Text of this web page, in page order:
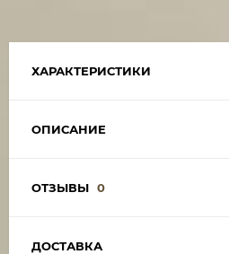
ХАРАКТЕРИСТИКИ
ОПИСАНИЕ
ОТЗЫВЫ 0
ДОСТАВКА